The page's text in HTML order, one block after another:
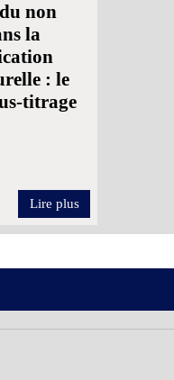
non
la
: le
titrage
Lire plus